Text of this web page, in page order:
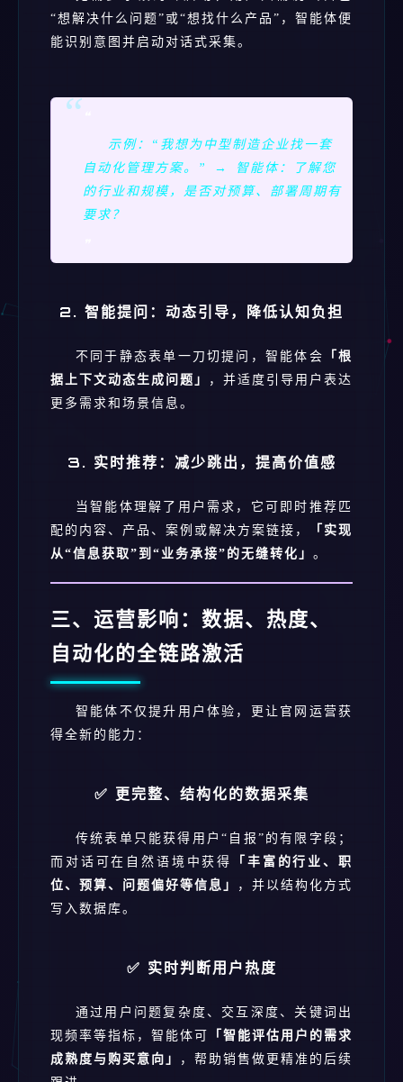
“想解决什么问题”或“想找什么产品”，智能体便
能识别意图并启动对话式采集。
示例：“我想为中型制造企业找一套
自动化管理方案。” → 智能体：了解您
的行业和规模，是否对预算、部署周期有
要求？
2. 智能提问：动态引导，降低认知负担
不同于静态表单一刀切提问，智能体会
「根
据上下文动态生成问题」
，并适度引导用户表达
更多需求和场景信息。
3. 实时推荐：减少跳出，提高价值感
当智能体理解了用户需求，它可即时推荐匹
配的内容、产品、案例或解决方案链接，
「实现
从“信息获取”到“业务承接”的无缝转化」 。
三、运营影响：数据、热度、
自动化的全链路激活
智能体不仅提升用户体验，更让官网运营获
得全新的能力：
✅ 更完整、结构化的数据采集
传统表单只能获得用户“自报”的有限字段；
而对话可在自然语境中获得
「丰富的行业、职
位、预算、问题偏好等信息」
，并以结构化方式
写入数据库。
✅ 实时判断用户热度
通过用户问题复杂度、交互深度、关键词出
现频率等指标，智能体可
「智能评估用户的需求
成熟度与购买意向」
，帮助销售做更精准的后续